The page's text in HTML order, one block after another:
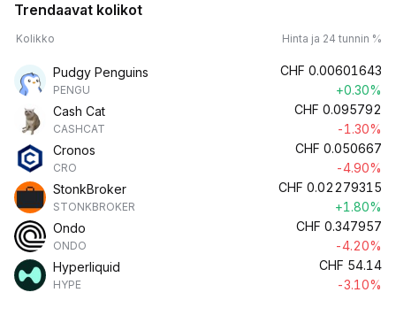
Trendaavat kolikot
Kolikko Hinta ja 24 tunnin %
Pudgy Penguins
PENGU
CHF 0.00601643
+0.30%
Cash Cat
CASHCAT
CHF 0.095792
-1.30%
Cronos
CRO
CHF 0.050667
-4.90%
StonkBroker
STONKBROKER
CHF 0.02279315
+1.80%
Ondo
ONDO
CHF 0.347957
-4.20%
Hyperliquid
HYPE
CHF 54.14
-3.10%